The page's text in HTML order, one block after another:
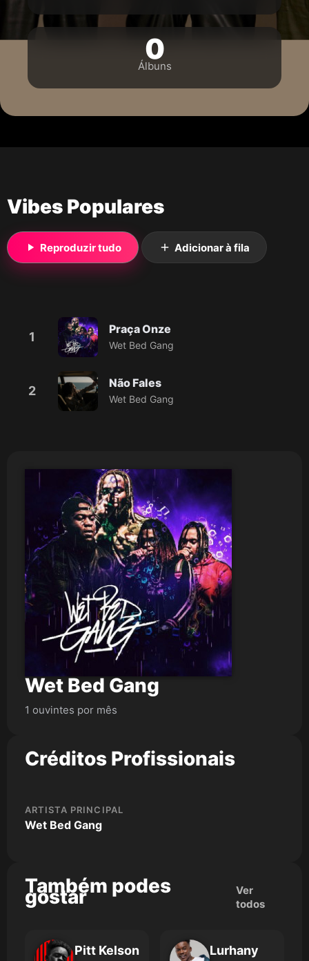
0
Álbuns
Vibes Populares
Reproduzir tudo Adicionar à fila
1
Praça Onze
Wet Bed Gang
2
Não Fales
Wet Bed Gang
Wet Bed Gang
1 ouvintes por mês
Créditos Profissionais
ARTISTA PRINCIPAL
Wet Bed Gang
Também podes
gostar
Ver
todos
Pitt Kelson Lurhany